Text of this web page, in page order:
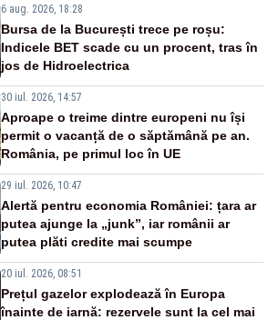
6 aug. 2026, 18:28
Bursa de la București trece pe roșu:
Indicele BET scade cu un procent, tras în
jos de Hidroelectrica
30 iul. 2026, 14:57
Aproape o treime dintre europeni nu își
permit o vacanță de o săptămână pe an.
România, pe primul loc în UE
29 iul. 2026, 10:47
Alertă pentru economia României: țara ar
putea ajunge la „junk”, iar românii ar
putea plăti credite mai scumpe
20 iul. 2026, 08:51
Prețul gazelor explodează în Europa
înainte de iarnă: rezervele sunt la cel mai